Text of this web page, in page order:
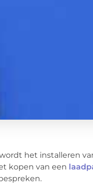
het installeren
kopen van een